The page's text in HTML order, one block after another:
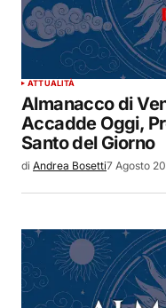
ATTUALITÀ
Almanacco di
Accadde Oggi,
Santo del Giorno
di Andrea Bosetti7 Agosto